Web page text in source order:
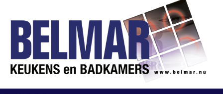
Informatie
Privacy en cookies
Disclaimer
Huisregels